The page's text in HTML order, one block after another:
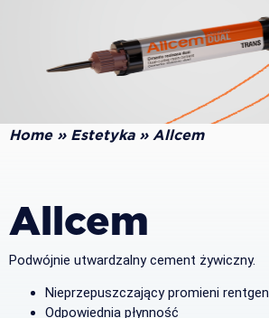
Home» Estetyka» Allcem
Allcem
Podwójnie utwardzalny cement żywiczny.
Nieprzepuszczający promieni
Odpowiednia płynność